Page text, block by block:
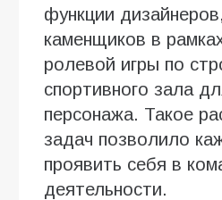
функции
каменщиков в
ролевой игры по
спортивного зала
персонажа. Такое
задач позволило
проявить себя в
деятельности.